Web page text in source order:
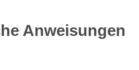
Anweisungen